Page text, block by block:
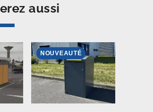
aussi
NOUVEAUTÉ